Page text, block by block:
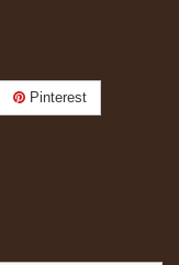
Pinterest